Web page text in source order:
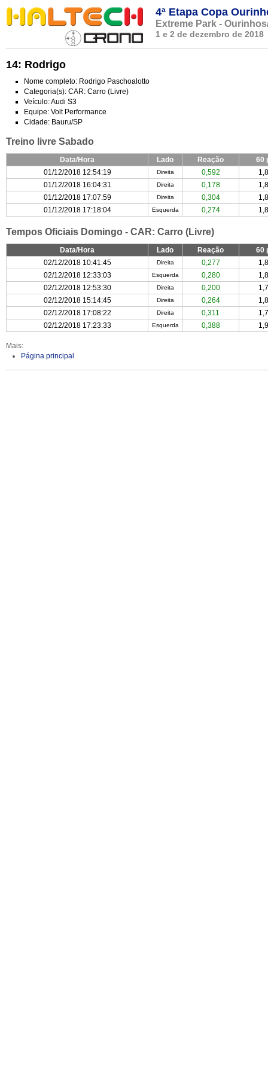
4ª Etapa Copa
Extreme Park -
1 e 2 de dezembro de 2018
14: Rodrigo
Nome completo: Rodrigo Paschoalotto
Categoria(s): CAR: Carro (Livre)
Veículo: Audi S3
Equipe: Volt Performance
Cidade: Bauru/SP
Treino livre Sabado
Data/Hora Lado Reação
60
01/12/2018 12:54:19
Direita 0,592
01/12/2018 16:04:31
Direita 0,178
01/12/2018 17:07:59
Direita 0,304
01/12/2018 17:18:04
Esquerda 0,274
Tempos Oficiais Domingo - CAR: Carro (Livre)
Data/Hora Lado Reação
60
02/12/2018 10:41:45
Direita 0,277
02/12/2018 12:33:03
Esquerda 0,280
02/12/2018 12:53:30
Direita 0,200
02/12/2018 15:14:45
Direita 0,264
02/12/2018 17:08:22
Direita 0,311
02/12/2018 17:23:33
Esquerda 0,388
Mais:
Página principal